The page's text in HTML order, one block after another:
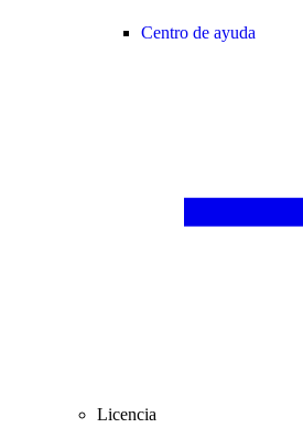
Centro de ayuda
Licencia